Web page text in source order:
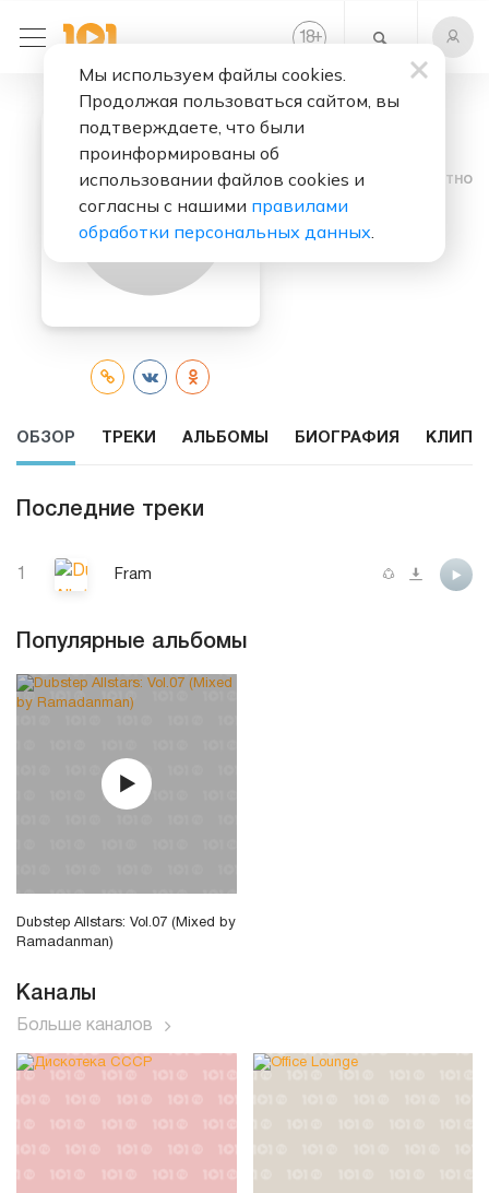
18+
Слушать бесплатно
Blawan
ОБЗОР ТРЕКИ АЛЬБОМЫ БИОГРАФИЯ КЛИПЫ
Последние треки
Fram
Популярные альбомы
Dubstep Allstars: Vol.07 (Mixed by
Ramadanman)
Каналы
Больше каналов
Мы используем файлы cookies.
Продолжая пользоваться сайтом, вы
подтверждаете, что были
проинформированы об
использовании файлов cookies и
согласны с нашими правилами
обработки персональных данных.